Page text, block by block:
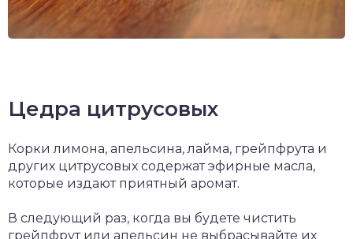
Цедра цитрусовых
Корки лимона, апельсина, лайма, грейпфрута и
других цитрусовых содержат эфирные масла,
которые издают приятный аромат.
В следующий раз, когда вы будете чистить
грейпфрут или апельсин не выбрасывайте их